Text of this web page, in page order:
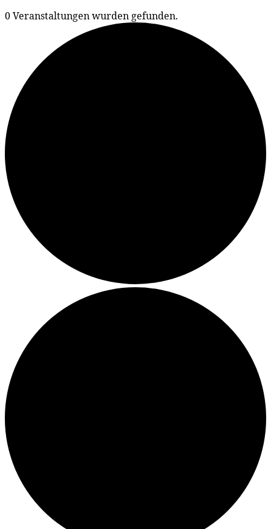
0 Veranstaltungen wurden gefunden.